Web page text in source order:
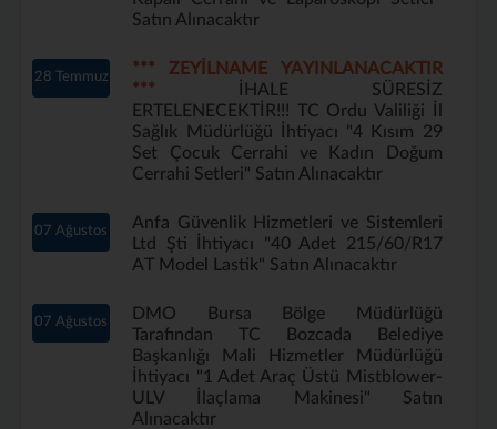
Satın Alınacaktır
28 Temmuz
*** ZEYİLNAME YAYINLANACAKTIR
***
İHALE SÜRESİZ
ERTELENECEKTİR!!! TC Ordu Valiliği İl
Sağlık Müdürlüğü İhtiyacı "4 Kısım 29
Set Çocuk Cerrahi ve Kadın Doğum
Cerrahi Setleri" Satın Alınacaktır
07 Ağustos
Anfa Güvenlik Hizmetleri ve Sistemleri
Ltd Şti İhtiyacı "40 Adet 215/60/R17
AT Model Lastik" Satın Alınacaktır
07 Ağustos
DMO Bursa Bölge Müdürlüğü
Tarafından TC Bozcada Belediye
Başkanlığı Mali Hizmetler Müdürlüğü
İhtiyacı "1 Adet Araç Üstü Mistblower-
ULV İlaçlama Makinesi" Satın
Alınacaktır